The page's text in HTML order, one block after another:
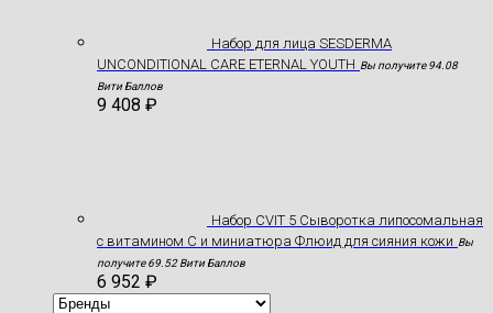
Hабор для лица SESDERMA
UNCONDITIONAL CARE ETERNAL YOUTH Вы получите 94.08
Вити Баллов
9 408 ₽
Набор CVIT 5 Сыворотка липосомальная
с витамином С и миниатюра Флюид для сияния кожи Вы
получите 69.52 Вити Баллов
6 952 ₽